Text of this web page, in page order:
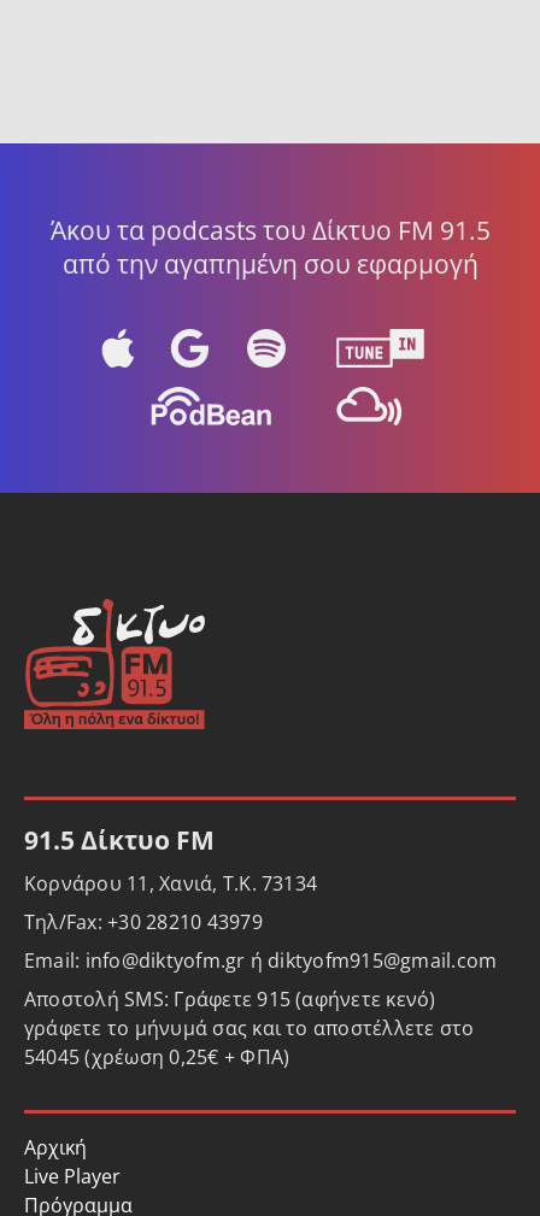
Άκου τα podcasts του Δίκτυο FM 91.5
από την αγαπημένη σου εφαρμογή
91.5 Δίκτυο FM
Κορνάρου 11, Χανιά, Τ.Κ. 73134
Τηλ/Fax: +30 28210 43979
Email: info@diktyofm.gr ή diktyofm915@gmail.com
Αποστολή SMS: Γράφετε 915 (αφήνετε κενό)
γράφετε το μήνυμά σας και το αποστέλλετε στο
54045 (χρέωση 0,25€ + ΦΠΑ)
Αρχική
Live Player
Πρόγραμμα